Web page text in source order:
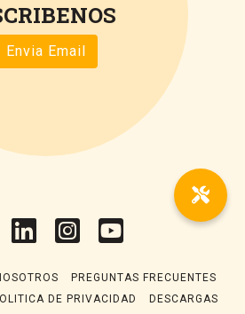
Envia Email
PREGUNTAS FRECUENTES
DE PRIVACIDAD DESCARGAS